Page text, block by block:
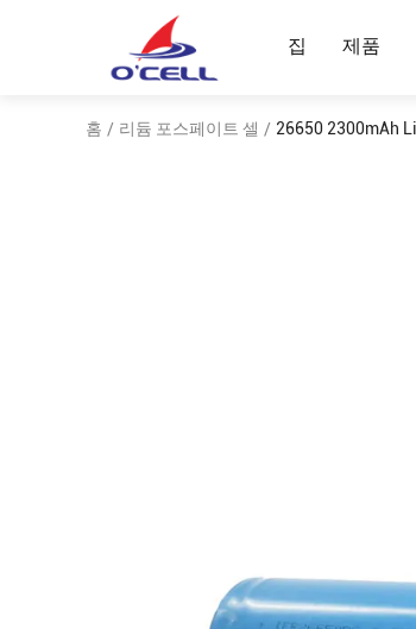
집 제품
홈 / 리듐 포스페이트 셀 / 26650 2300mAh